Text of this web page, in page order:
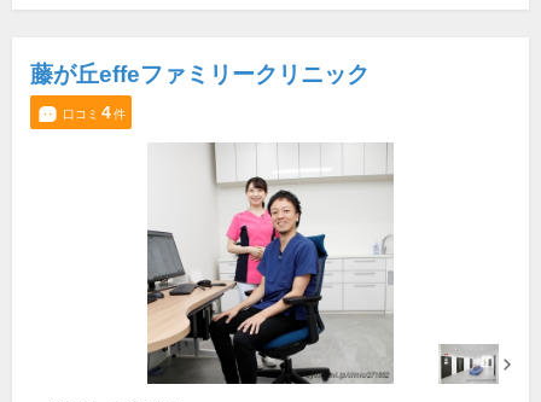
藤が丘effeファミリークリニック
口コミ 4件